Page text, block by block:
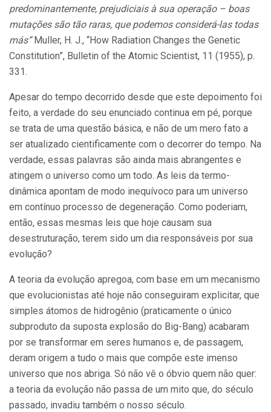
predomi­nantemente, prejudiciais à sua ope­ração – boas
mutações são tão ra­ras, que podemos considerá-las to­das
más”Muller, H. J., “How Radiation Changes the Genetic
Constitution”, Bulletin of the Atomic Scientist, 11 (1955), p.
331.
Apesar do tempo decorrido des­de que este depoimento foi
feito, a verdade do seu enunciado continua em pé, porque
se trata de uma ques­tão básica, e não de um mero fato a
ser atualizado cientificamente com o decorrer do tempo. Na
verdade, es­sas palavras são ainda mais abrangentes e
atingem o universo como um todo. As leis da termo­
dinâmica apontam de modo inequívo­co para um universo
em contínuo pro­cesso de degeneração. Como poderiam,
então, essas mesmas leis que hoje causam sua
desestruturação, te­rem sido um dia responsáveis por sua
evolução?
A teoria da evolução apregoa, com base em um mecanismo
que evolu­cionistas até hoje não conseguiram explicitar, que
simples átomos de hi­drogênio (praticamente o único
subproduto da suposta explosão do Big-Bang) acabaram
por se transfor­mar em seres humanos e, de passagem,
deram origem a tudo o mais que compõe este imenso
universo que nos abri­ga. Só não vê o óbvio quem não quer:
a teoria da evolução não passa de um mito que, do século
passado, invadiu também o nosso século.